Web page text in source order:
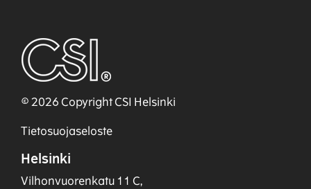
© 2026 Copyright CSI Helsinki
Tietosuojaseloste
Helsinki
Vilhonvuorenkatu 11 C,